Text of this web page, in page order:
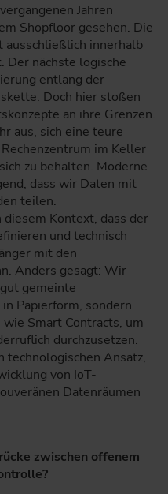
Jahren
Shopfloor gesehen. Die
ausschließlich innerhalb
Der nächste logische
entlang der
Doch hier stoßen
an ihre Grenzen.
aus, sich eine teure
im Keller
zu behalten. Moderne
dass wir Daten mit
teilen.
Kontext, dass der
und technisch
mit den
Anders gesagt: Wir
gemeinte
Papierform, sondern
Smart Contracts, um
durchzusetzen.
technologischen Ansatz,
von IoT-
Datenräumen
zwischen offenem